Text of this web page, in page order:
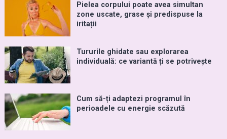
Pielea corpului poate avea simultan
zone uscate, grase și predispuse la
iritații
Tururile ghidate sau explorarea
individuală: ce variantă ți se potrivește
Cum să-ți adaptezi programul în
perioadele cu energie scăzută